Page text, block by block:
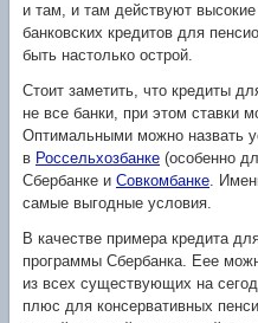
и там, и там действуют
банковских кредитов для
быть настолько острой.
Стоит заметить, что кредиты
не все банки, при этом ставки
Оптимальными можно назвать
в Россельхозбанке (особенно
Сбербанке и Совкомбанке.
самые выгодные условия.
В качестве примера кредита
программы Сбербанка. Еее
из всех существующих на
плюс для консервативных